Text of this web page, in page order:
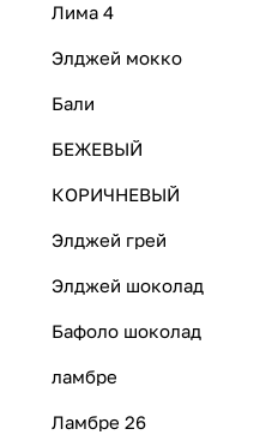
Лима 4
Элджей мокко
Бали
БЕЖЕВЫЙ
КОРИЧНЕВЫЙ
Элджей грей
Элджей шоколад
Бафоло шоколад
ламбре
Ламбре 26